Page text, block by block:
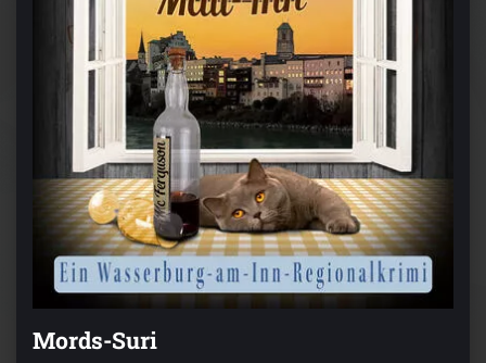
Mords-Suri